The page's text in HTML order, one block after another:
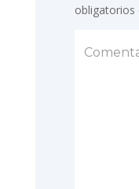
obligatorios